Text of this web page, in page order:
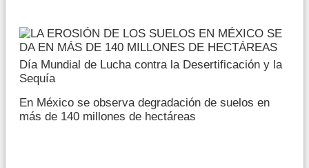
Día Mundial de Lucha contra la Desertificación y la
Sequía
En México se observa degradación de suelos en
más de 140 millones de hectáreas